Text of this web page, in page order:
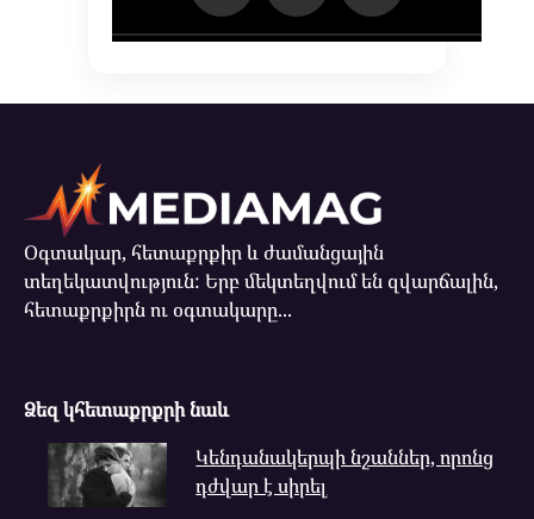
Օգտակար, հետաքրքիր և ժամանցային
տեղեկատվություն: Երբ մեկտեղվում են զվարճալին,
հետաքրքիրն ու օգտակարը...
Ձեզ կհետաքրքրի նաև
Կենդանակերպի նշաններ, որոնց
դժվար է սիրել